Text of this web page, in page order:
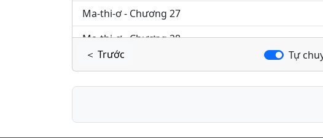
Ma-thi-ơ - Chương 27
Ma-thi-ơ - Chương 28
＜ Trước
Tự